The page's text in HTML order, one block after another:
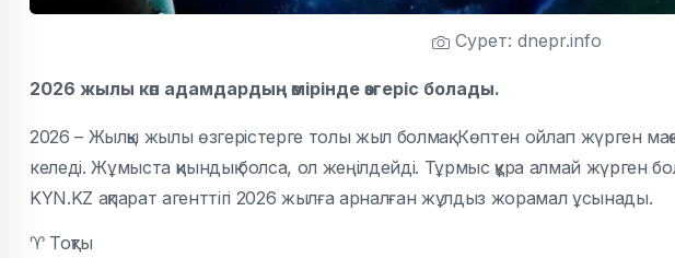
Сурет: dnepr.info
2026 жылы көп адамдардың өмірінде өзгеріс болады.
2026 – Жылқы жылы өзгерістерге толы жыл болмақ. Көптен ойлап жүрген
келеді. Жұмыста қиындық болса, ол жеңілдейді. Тұрмыс құра алмай жүрген
KYN.KZ ақпарат агенттігі 2026 жылға арналған жұлдыз жорамал ұсынады.
♈Тоқты